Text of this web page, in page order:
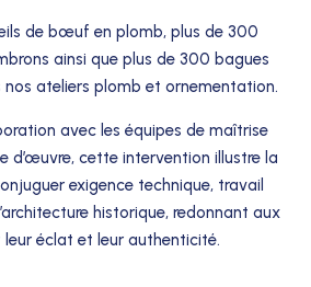
de bœuf en plomb, plus de 300
ainsi que plus de 300 bagues
nos ateliers plomb et ornementation.
avec les équipes de maîtrise
d’œuvre, cette intervention illustre la
exigence technique, travail
historique, redonnant aux
éclat et leur authenticité.